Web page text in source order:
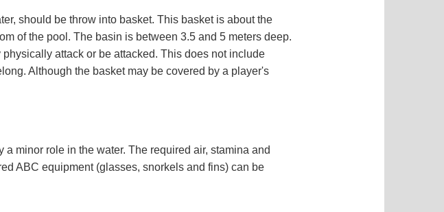
should be throw into basket. This basket is about the
of the pool. The basin is between 3.5 and 5 meters deep.
attack or be attacked. This does not include
Although the basket may be covered by a player's
minor role in the water. The required air, stamina and
ABC equipment (glasses, snorkels and fins) can be